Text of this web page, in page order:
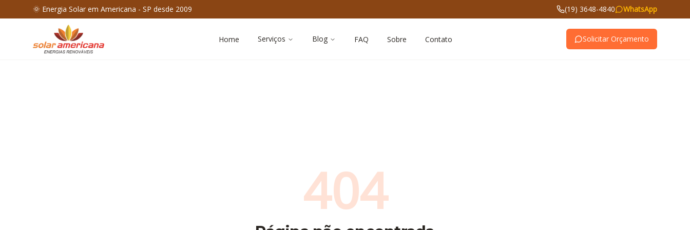
🌞 Energia Solar em Americana - SP desde 2009 (19) 3648-4840 WhatsApp
Home Serviços Blog FAQ Sobre Contato Solicitar Orçamento
404